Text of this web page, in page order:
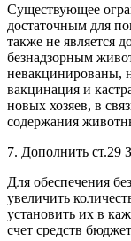
Существующее
достаточным для
также не является
безнадзорным
невакцинированы,
вакцинация и
новых хозяев, в
содержания
7. Дополнить ст.29
Для обеспечения
увеличить
установить их в
счет средств